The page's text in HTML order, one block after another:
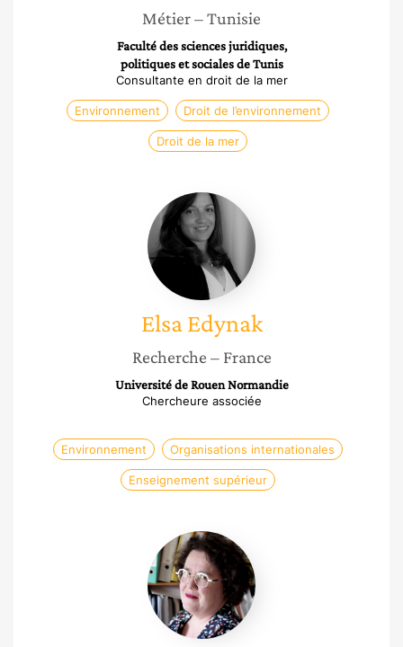
Métier– Tunisie
Faculté des sciences juridiques,
politiques et sociales de Tunis
Consultante en droit de la mer
Environnement Droit de l’environnement
Droit de la mer
Elsa
Edynak
Elsa Edynak
Recherche – France
Université de Rouen Normandie
Chercheure associée
Environnement Organisations internationales
Enseignement supérieur
Anne
Choquet